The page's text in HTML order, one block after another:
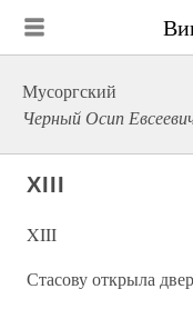
Мусоргский
Черный Осип
XIII
XIII
Стасову открыла